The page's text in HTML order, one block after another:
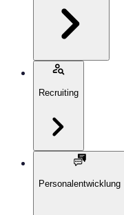
Recruiting
Personalentwicklung